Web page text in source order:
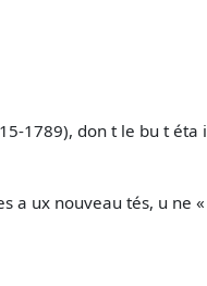
1789), don t le bu t
ux nouveau tés, u ne